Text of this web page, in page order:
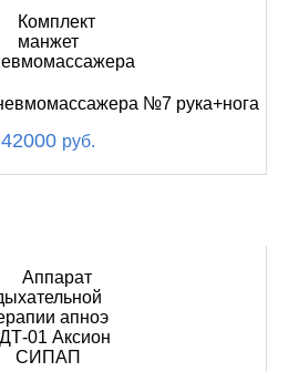
№7 рука+нога
42000 руб.